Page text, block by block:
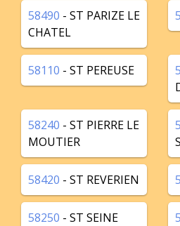
58490 - ST PARIZE LE
CHATEL
58110 - ST PEREUSE
58240 - ST PIERRE LE
MOUTIER
58420 - ST REVERIEN
58250 - ST SEINE